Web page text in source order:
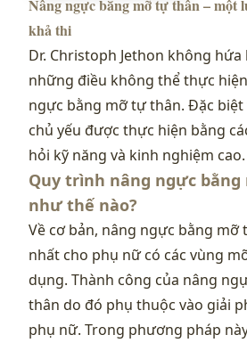
Nâng ngực bằng mỡ tự thân – một
khả thi
Dr. Christoph Jethon không hứa
những điều không thể thực
ngực bằng mỡ tự thân. Đặc biệt
chủ yếu được thực hiện bằng
hỏi kỹ năng và kinh nghiệm cao.
Quy trình nâng ngực
như thế nào?
Về cơ bản, nâng ngực bằng
nhất cho phụ nữ có các vùng
dụng. Thành công của nâng
thân do đó phụ thuộc vào giải
phụ nữ. Trong phương pháp